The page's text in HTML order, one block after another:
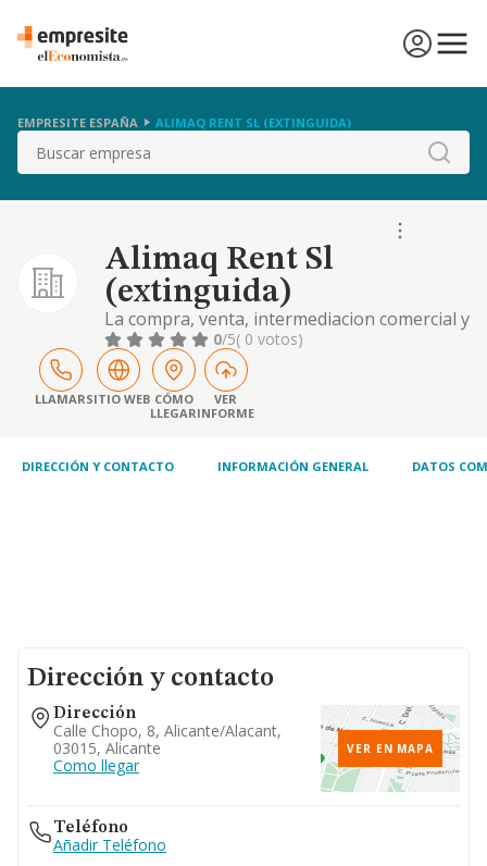
EMPRESITE ESPAÑA ALIMAQ RENT SL (EXTINGUIDA)
Buscar
Alimaq Rent Sl
(extinguida)
La compra, venta, intermediacion comercial y
arrendamiento de toda clase de maquinaria
y equipamiento industrial
0/5( 0 votos)
LLAMARSITIO WEB CÓMO
LLEGAR
VER
INFORME
DIRECCIÓN Y CONTACTO INFORMACIÓN GENERAL DATOS
Dirección y contacto
Dirección
Calle Chopo, 8, Alicante/alacant,
03015, Alicante
Como llegar
VER EN MAPA
Teléfono
Añadir Teléfono